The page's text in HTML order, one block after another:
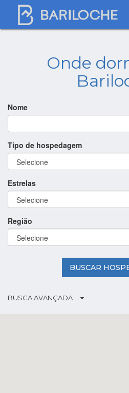
Onde
Nome
Tipo de hospedagem
Estrelas
Região
BUSCAR
BUSCA AVANÇADA